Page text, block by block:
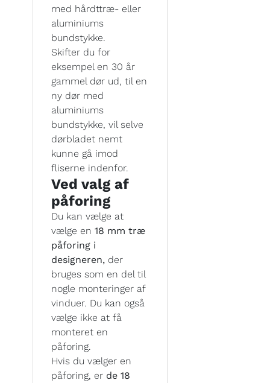
med hårdttræ- eller
aluminiums
bundstykke.
Skifter du for
eksempel en 30 år
gammel dør ud, til en
ny dør med
aluminiums
bundstykke, vil selve
dørbladet nemt
kunne gå imod
fliserne indenfor.
Ved valg af
påforing
Du kan vælge at
vælge en 18 mm træ
påforing i
designeren, der
bruges som en del til
nogle monteringer af
vinduer. Du kan også
vælge ikke at få
monteret en
påforing.
Hvis du vælger en
påforing, er de 18